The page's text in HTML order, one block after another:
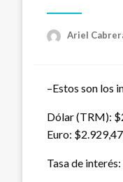
Ariel
–Estos son los
Dólar (TRM):
Euro: $2.929,47
Tasa de interés: